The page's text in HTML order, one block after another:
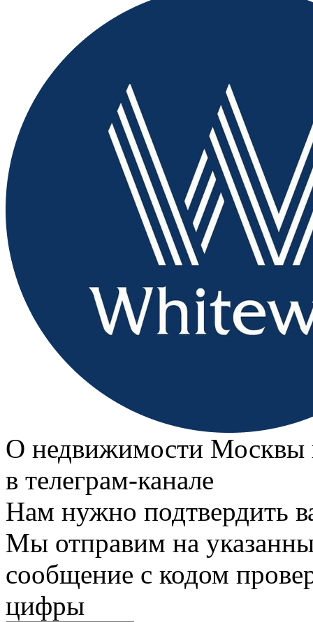
О недвижимости Москвы
в телеграм‑канале
Нам нужно подтвердить
Мы отправим на
сообщение с кодом
цифры